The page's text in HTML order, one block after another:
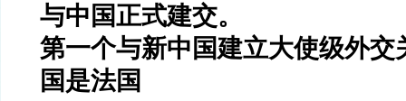
与中国正式建交。
第一个与新中国建立大使级外交
国是法国